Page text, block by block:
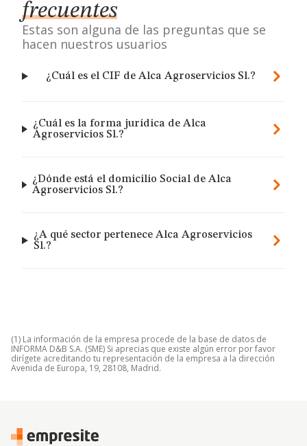
frecuentes
Estas son alguna de las preguntas que se
hacen nuestros usuarios
¿Cuál es el CIF de Alca Agroservicios Sl.?
¿Cuál es la forma jurídica de Alca
Agroservicios Sl.?
¿Dónde está el domicilio Social de Alca
Agroservicios Sl.?
¿A qué sector pertenece Alca Agroservicios
Sl.?
(1) La información de la empresa procede de la base de datos de
INFORMA D&B S.A. (SME) Si aprecias que existe algún error por favor
dirígete acreditando tu representación de la empresa a la dirección
Avenida de Europa, 19, 28108, Madrid.